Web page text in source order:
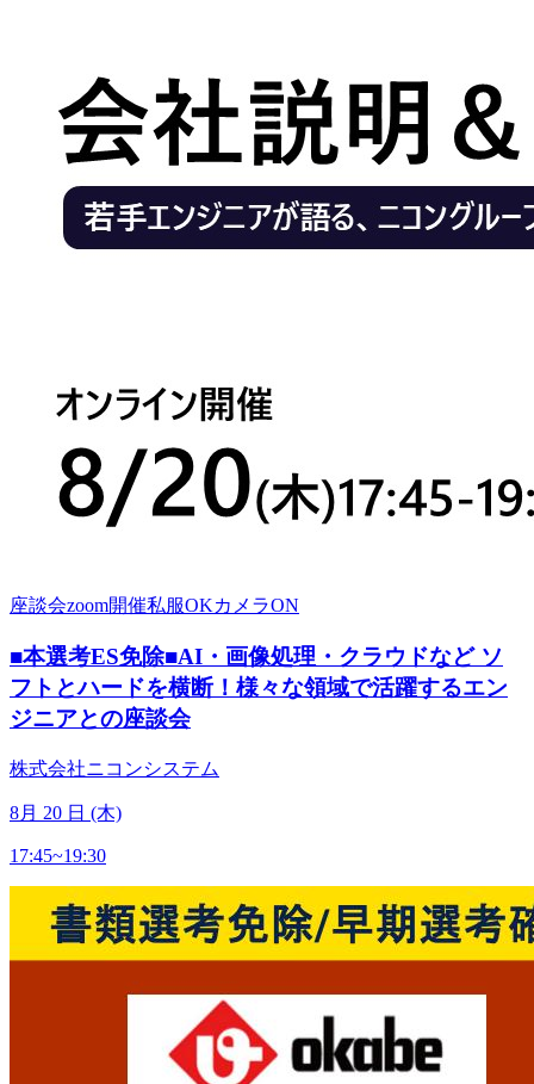
座談会zoom開催私服OKカメラON
■本選考ES免除■AI・画像処理・クラウドなど ソ
フトとハードを横断！様々な領域で活躍するエン
ジニアとの座談会
株式会社ニコンシステム
8月 20 日 (木)
17:45~19:30